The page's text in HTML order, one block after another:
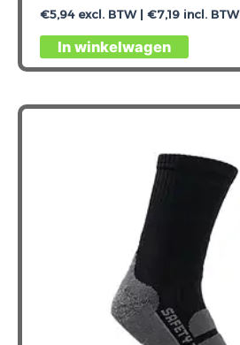
€5,94excl. BTW | €7,19incl. BTW
In winkelwagen